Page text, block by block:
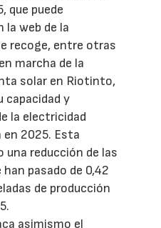
que puede
web de la
recoge, entre otras
marcha de la
solar en Riotinto,
capacidad y
la electricidad
en 2025. Esta
reducción de las
han pasado de 0,42
de producción
asimismo el